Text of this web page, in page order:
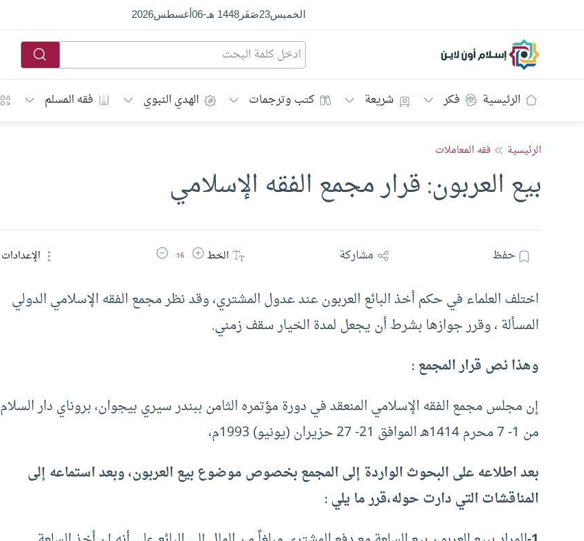
الخميس23صَفَر1448 هـ -
06أغسطس2026
إسلام أون لاين
الرئيسية فكر شريعة كتب وترجمات الهدي النبوي فقه المسلم
الرئيسية فقه المعاملات
بيع العربون: قرار مجمع الفقه الإسلامي
حفظ مشاركة الخطزيادة حجم الخط
16 تقليل حجم الخط الإعدادات
اختلف العلماء في حكم أخذ البائع العربون عند عدول المشتري، وقد نظر مجمع الفقه الإسلامي الدولي
المسألة ، وقرر جوازها بشرط أن يجعل لمدة الخيار سقف زمني.
وهذا نص قرار المجمع :
إن مجلس مجمع الفقه الإسلامي المنعقد في دورة مؤتمره الثامن ببندر سيري بيجوان، بروناي دار السلام
من 1- 7 محرم 1414هـ الموافق 21- 27 حزيران (يونيو) 1993م،
بعد اطلاعه على البحوث الواردة إلى المجمع بخصوص موضوع بيع العربون، وبعد استماعه إلى
المناقشات التي دارت حوله،قرر ما يلي :